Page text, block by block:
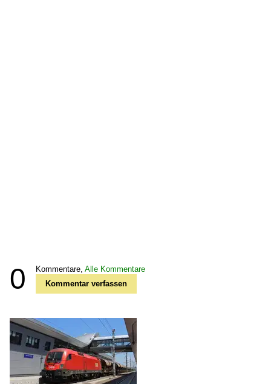
0 Kommentare, Alle Kommentare
Kommentar verfassen